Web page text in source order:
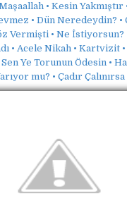
• Kesin Yakmıştır
• Dün Neredeydin? •
Vermişti • Ne
• Acele Nikah • Kartvizit •
Ye Torunun Ödesin •
mu? • Çadır Çalınırsa